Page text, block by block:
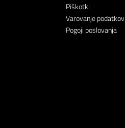
Piškotki
Varovanje podatkov
Pogoji poslovanja